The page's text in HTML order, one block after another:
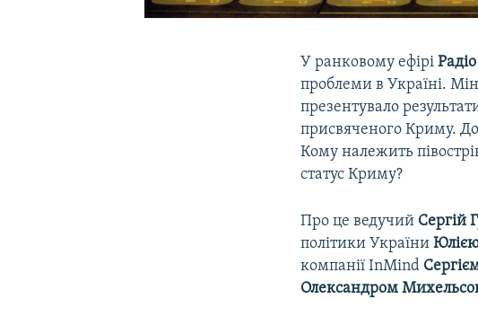
У ранковому ефірі
проблеми в Україні.
презентувало
присвяченого Криму.
Кому належить
статус Криму?
Про це ведучий Сергій
політики України
компанії InMind
Олександром